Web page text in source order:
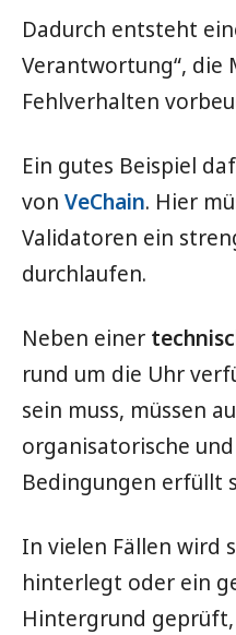
Dadurch entsteht
Verantwortung“, die
Fehlverhalten
Ein gutes Beispiel
von VeChain. Hier
Validatoren ein
durchlaufen.
Neben einer
rund um die Uhr
sein muss, müssen
organisatorische
Bedingungen erfüllt
In vielen Fällen wird
hinterlegt oder ein
Hintergrund